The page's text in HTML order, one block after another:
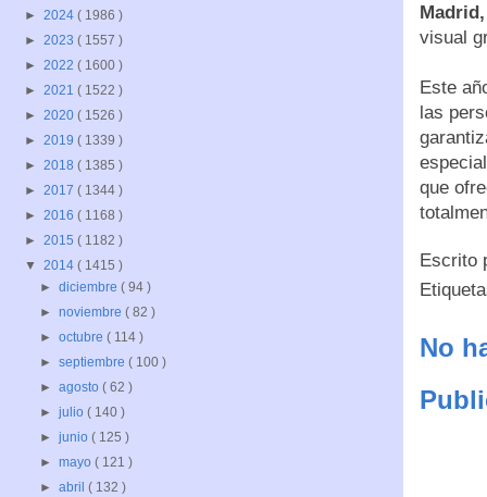
Madrid,
visual
Este
las
que
Escrito
No
► 2024 ( 1986 )
► 2023 ( 1557 )
► 2022 ( 1600 )
► 2021 ( 1522 )
► 2020 ( 1526 )
► 2019 ( 1339 )
► 2018 ( 1385 )
► 2017 ( 1344 )
► 2016 ( 1168 )
► 2015 ( 1182 )
▼ 2014 ( 1415 )
►diciembre( 94 )
►noviembre( 82 )
►octubre( 114 )
►septiembre( 100 )
►agosto( 62 )
►julio( 140 )
►junio( 125 )
►mayo( 121 )
►abril( 132 )